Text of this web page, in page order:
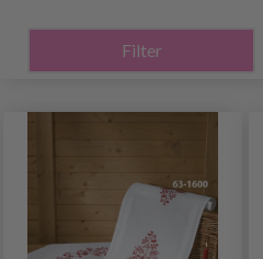
Filter